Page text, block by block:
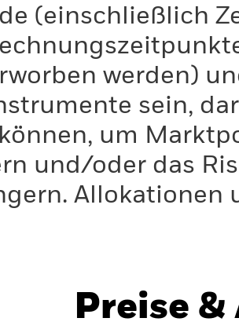
(einschließlich
werden)
sein,
um
und/oder das
Allokationen
Preise